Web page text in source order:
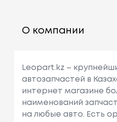
О компании
Leopart.kz –
автозапчастей в
интернет магазине
наименований
на любые авто. Есть